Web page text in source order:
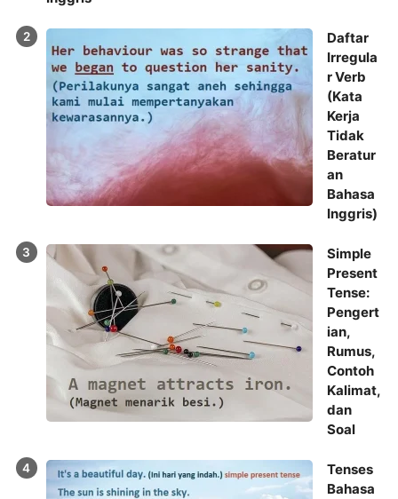
Daftar
Irregula
r Verb
(Kata
Kerja
Tidak
Beratur
an
Bahasa
Inggris)
Simple
Present
Tense:
Pengert
ian,
Rumus,
Contoh
Kalimat,
dan
Soal
Tenses
Bahasa